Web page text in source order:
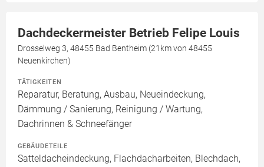
Dachdeckermeister Betrieb Felipe Louis
Drosselweg 3, 48455 Bad Bentheim (21km von 48455
Neuenkirchen)
TÄTIGKEITEN
Reparatur, Beratung, Ausbau, Neueindeckung,
Dämmung / Sanierung, Reinigung / Wartung,
Dachrinnen & Schneefänger
GEBÄUDETEILE
Satteldacheindeckung, Flachdacharbeiten, Blechdach,